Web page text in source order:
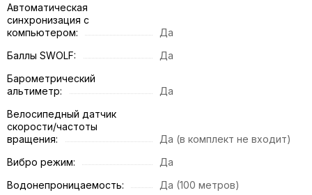
Автоматическая
синхронизация с
компьютером:
Да
Баллы SWOLF:
Да
Барометрический
альтиметр:
Да
Велосипедный датчик
скорости/частоты
вращения:
Да (в комплект не входит)
Вибро режим:
Да
Водонепроницаемость:
Да (100 метров)